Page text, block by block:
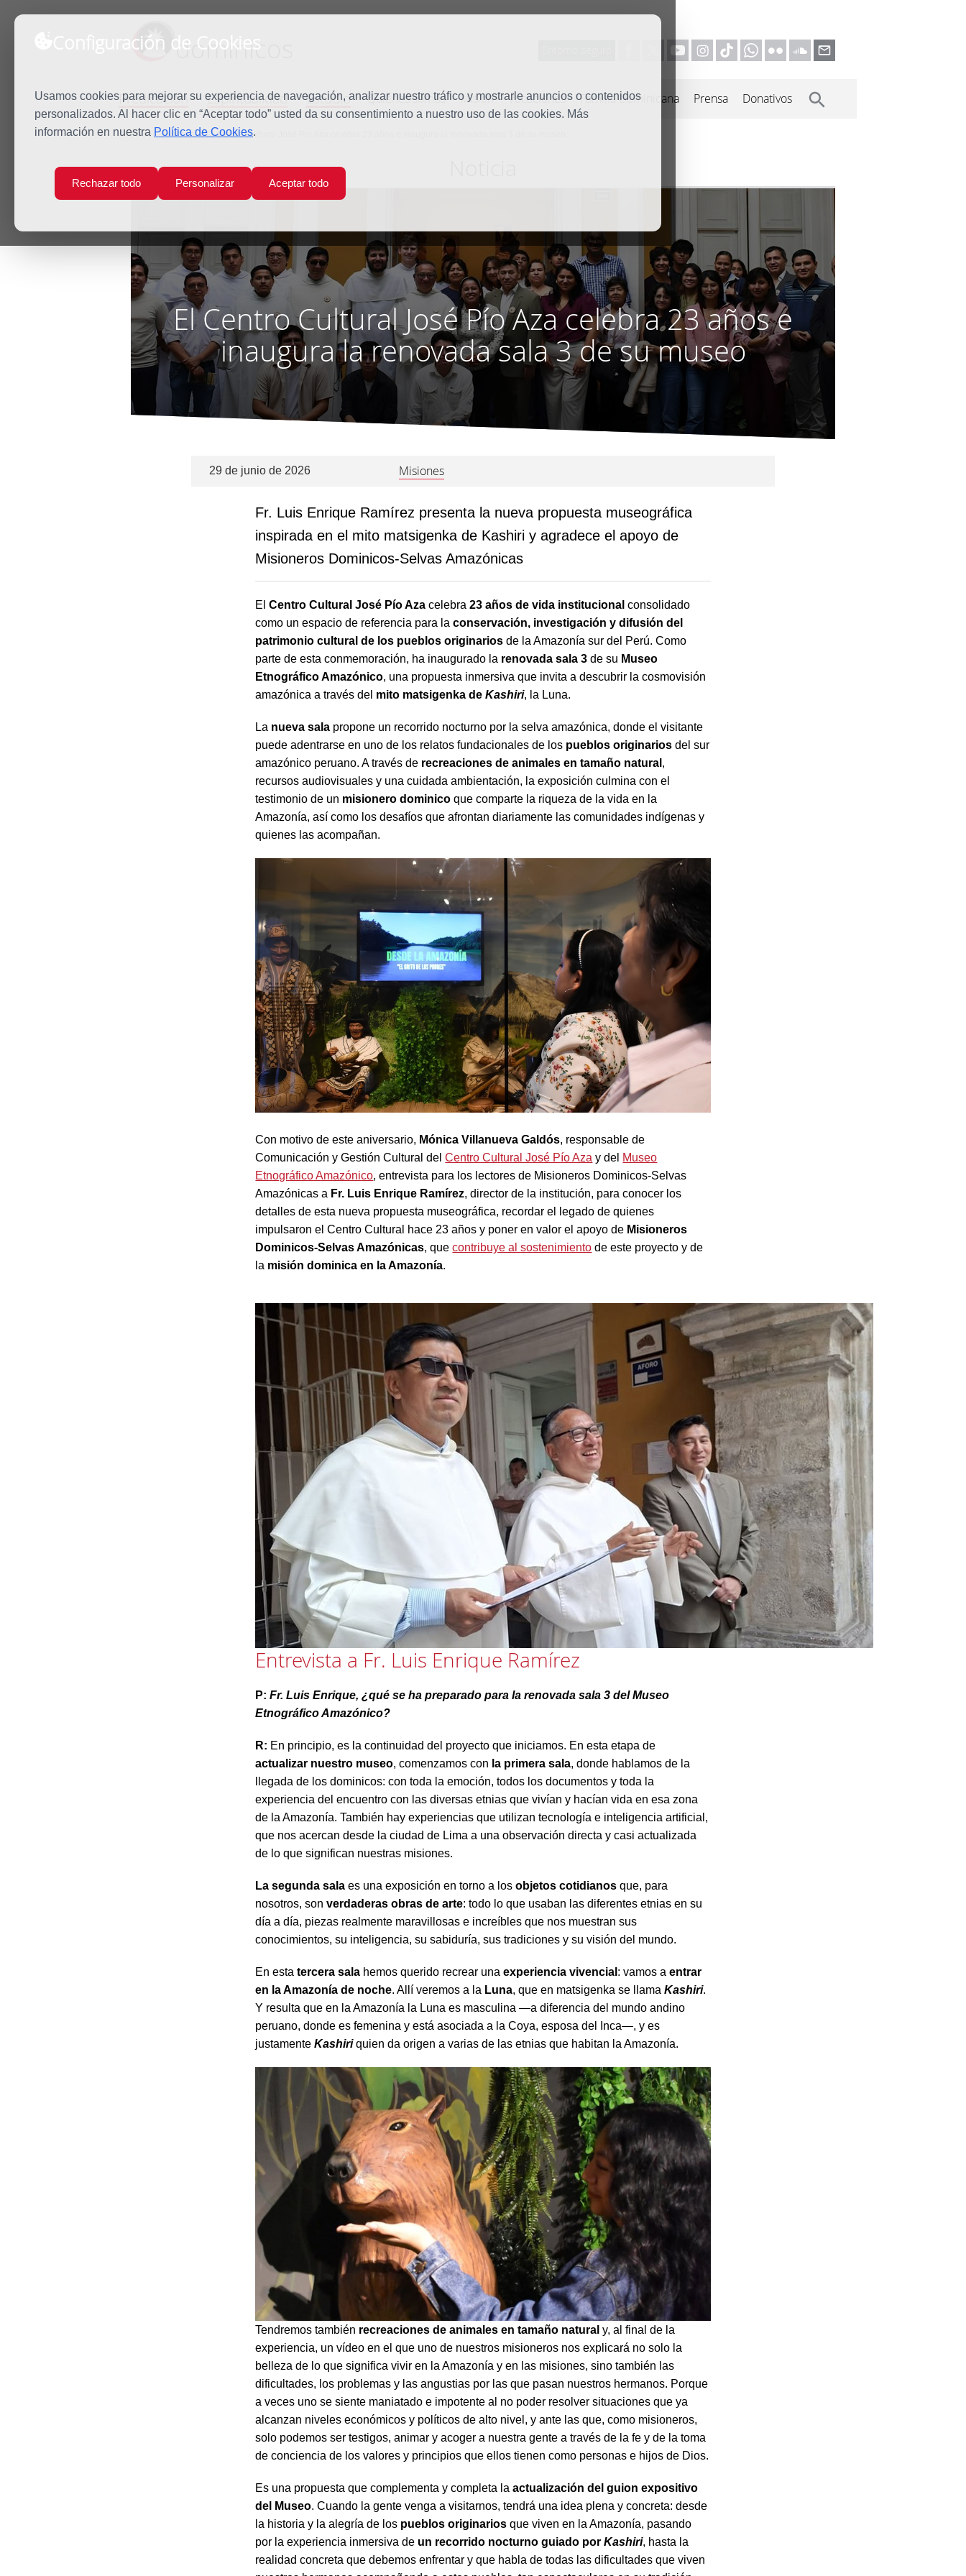
Configuración de Cookies
Usamos cookies para mejorar su experiencia de navegación, analizar nuestro tráfico y mostrarle anuncios o contenidos
personalizados. Al hacer clic en “Aceptar todo” usted da su consentimiento a nuestro uso de las cookies. Más
información en nuestra Política de Cookies.
Rechazar todo Personalizar Aceptar todo
dominicos
Predicación Espiritualidad Estudio Quiénes somos Misión Vocaciones Familia Dominicana Prensa Donativos
Inicio Noticias El Centro Cultural José Pío Aza celebra 23 años e inaugura la renovada sala 3 de su museo
El Centro Cultural José Pío Aza celebra 23 años e
inaugura la renovada sala 3 de su museo
29 de junio de 2026 Misiones
Fr. Luis Enrique Ramírez presenta la nueva propuesta museográfica
inspirada en el mito matsigenka de Kashiri y agradece el apoyo de
Misioneros Dominicos-Selvas Amazónicas
ElCentro Cultural José Pío Aza celebra23 años de vida institucional consolidado
como un espacio de referencia para laconservación, investigación y difusión del
patrimonio cultural de los pueblos originarios de la Amazonía sur del Perú. Como
parte de esta conmemoración, ha inaugurado la renovada sala 3 de su Museo
Etnográfico Amazónico, una propuesta inmersiva que invita a descubrir la cosmovisión
amazónica a través del mito matsigenka deKashiri, la Luna.
La nueva sala propone un recorrido nocturno por la selva amazónica, donde el visitante
puede adentrarse en uno de los relatos fundacionales de los pueblos originarios del sur
amazónico peruano. A través de recreaciones de animales en tamaño natural ,
recursos audiovisuales y una cuidada ambientación, la exposición culmina con el
testimonio de un misionero dominico que comparte la riqueza de la vida en la
Amazonía, así como los desafíos que afrontan diariamente las comunidades indígenas y
quienes las acompañan.
Con motivo de este aniversario, Mónica Villanueva Galdós, responsable de
Comunicación y Gestión Cultural delCentro Cultural José Pío Aza y del Museo
Etnográfico Amazónico, entrevista para los lectores de Misioneros Dominicos-Selvas
Amazónicas a Fr. Luis Enrique Ramírez, director de la institución, para conocer los
detalles de esta nueva propuesta museográfica, recordar el legado de quienes
impulsaron el Centro Cultural hace 23 años y poner en valor el apoyo de Misioneros
Dominicos-Selvas Amazónicas, quecontribuye al sostenimiento de este proyecto y de
la misión dominica en la Amazonía.
Entrevista a Fr. Luis Enrique Ramírez
P:Fr. Luis Enrique, ¿qué se ha preparado para la renovada sala 3 del Museo
Etnográfico Amazónico?
R: En principio, es la continuidad del proyecto que iniciamos. En esta etapa de
actualizar nuestro museo, comenzamos con la primera sala, donde hablamos de la
llegada de los dominicos: con toda la emoción, todos los documentos y toda la
experiencia del encuentro con las diversas etnias que vivían y hacían vida en esa zona
de la Amazonía. También hay experiencias que utilizan tecnología e inteligencia artificial,
que nos acercan desde la ciudad de Lima a una observación directa y casi actualizada
de lo que significan nuestras misiones.
La segunda sala es una exposición en torno a losobjetos cotidianos que, para
nosotros, sonverdaderas obras de arte: todo lo que usaban las diferentes etnias en su
día a día, piezas realmente maravillosas e increíbles que nos muestran sus
conocimientos, su inteligencia, su sabiduría, sus tradiciones y su visión del mundo.
En estatercera sala hemos querido recrear unaexperiencia vivencial : vamos aentrar
en la Amazonía de noche. Allí veremos a la Luna, que en matsigenka se llamaKashiri.
Y resulta que en la Amazonía la Luna es masculina —a diferencia del mundo andino
peruano, donde es femenina y está asociada a la Coya, esposa del Inca—, y es
justamenteKashiriquien da origen a varias de las etnias que habitan la Amazonía.
Tendremos también recreaciones de animales en tamaño natural y, al final de la
experiencia, un vídeo en el que uno de nuestros misioneros nos explicará no solo la
belleza de lo que significa vivir en la Amazonía y en las misiones, sino también las
dificultades, los problemas y las angustias por las que pasan nuestros hermanos. Porque
a veces uno se siente maniatado e impotente al no poder resolver situaciones que ya
alcanzan niveles económicos y políticos de alto nivel, y ante las que, como misioneros,
solo podemos ser testigos, animar y acoger a nuestra gente a través de la fe y de la toma
de conciencia de los valores y principios que ellos tienen como personas e hijos de Dios.
Es una propuesta que complementa y completa laactualización del guion expositivo
del Museo. Cuando la gente venga a visitarnos, tendrá una idea plena y concreta: desde
la historia y la alegría de los pueblos originarios que viven en la Amazonía, pasando
por la experiencia inmersiva de un recorrido nocturno guiado porKashiri, hasta la
realidad concreta que debemos enfrentar y que habla de todas las dificultades que viven